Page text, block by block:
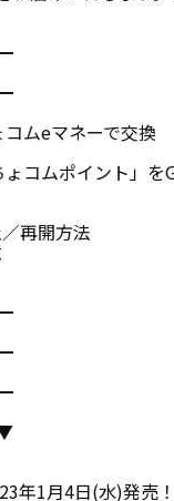
ムeマネーで交換
コムポイント」を
再開方法
年1月4日(水)発売！